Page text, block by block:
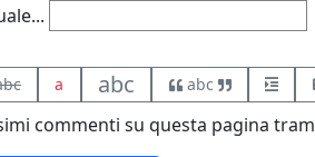
a abc abc
commenti su questa pagina